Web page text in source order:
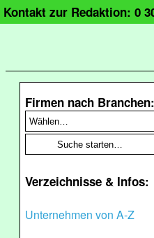
Kontakt zur Redaktion: 0
Firmen nach Branchen:
Verzeichnisse & Infos:
Unternehmen von A-Z